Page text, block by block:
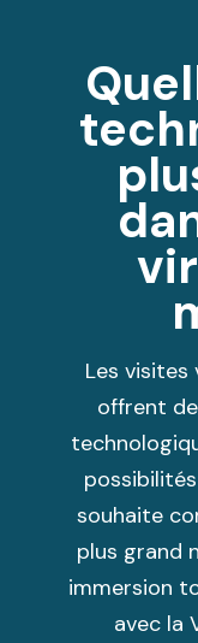
Les visites
offrent
souhaite
plus grand
immersion
avec la